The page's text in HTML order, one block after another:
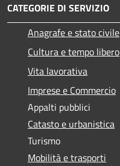
CATEGORIE DI SERVIZIO
Anagrafe e stato civile
Cultura e tempo libero
Vita lavorativa
Imprese e Commercio
Appalti pubblici
Catasto e urbanistica
Turismo
Mobilità e trasporti